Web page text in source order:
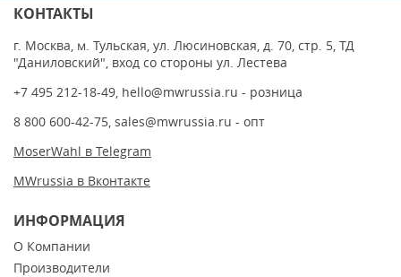
КОНТАКТЫ
г. Москва, м. Тульская, ул. Люсиновская, д. 70, стр. 5, ТД
"Даниловский", вход со стороны ул. Лестева
+7 495 212-18-49, hello@mwrussia.ru - розница
8 800 600-42-75, sales@mwrussia.ru - опт
MoserWahl в Telegram
MWrussia в Вконтакте
ИНФОРМАЦИЯ
О Компании
Производители